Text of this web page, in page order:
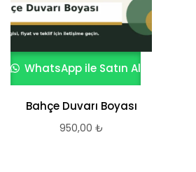
WhatsApp ile Satın Al
Bahçe Duvarı Boyası
950,00 ₺